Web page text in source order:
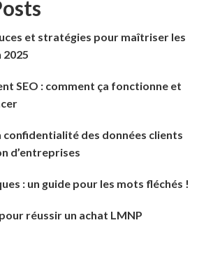
et stratégies pour maîtriser les
2025
SEO : comment ça fonctionne et
confidentialité des données clients
d’entreprises
: un guide pour les mots fléchés !
réussir un achat LMNP